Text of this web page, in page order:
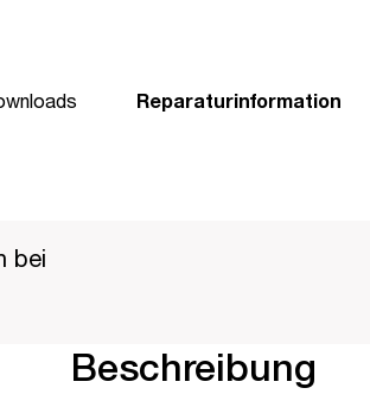
Reparaturinformation
bei
Beschreibung